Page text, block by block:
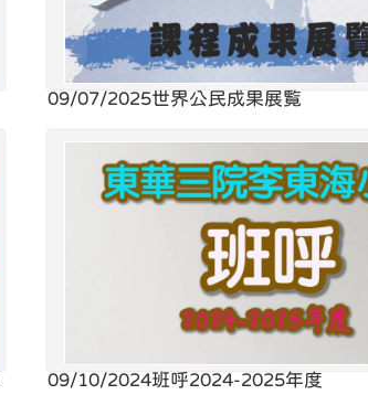
09/07/2025世界公民成果展覧
09/10/2024班呼2024-2025年度